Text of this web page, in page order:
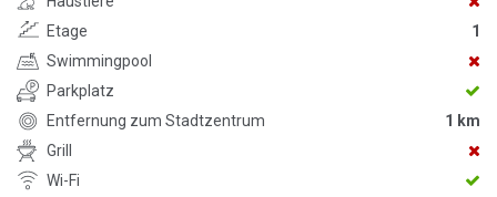
Etage
1
Swimmingpool
Parkplatz
Entfernung zum Stadtzentrum
1 km
Grill
Wi-Fi